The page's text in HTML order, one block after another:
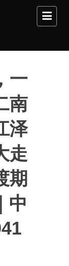
一
南
泽
走
期
中